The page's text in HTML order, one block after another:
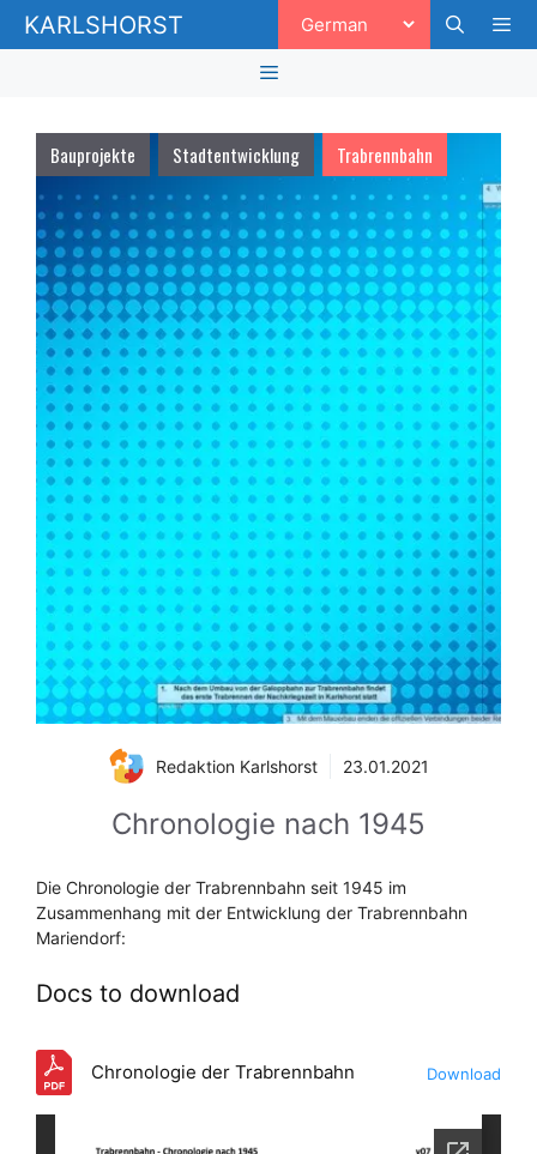
Zum
InhaltKARLSHORST
Bauprojekte Stadtentwicklung Trabrennbahn
Redaktion Karlshorst 23.01.2021
Chronologie nach 1945
Die Chronologie der Trabrennbahn seit 1945 im
Zusammenhang mit der Entwicklung der Trabrennbahn
Mariendorf:
Docs to download
Chronologie der Trabrennbahn Download